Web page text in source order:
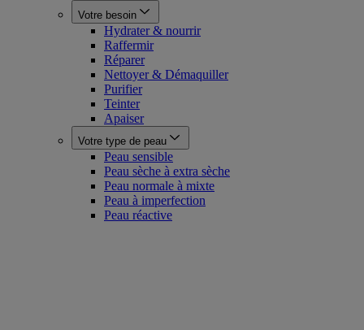
Votre besoin
Hydrater & nourrir
Raffermir
Réparer
Nettoyer & Démaquiller
Purifier
Teinter
Apaiser
Votre type de peau
Peau sensible
Peau sèche à extra sèche
Peau normale à mixte
Peau à imperfection
Peau réactive